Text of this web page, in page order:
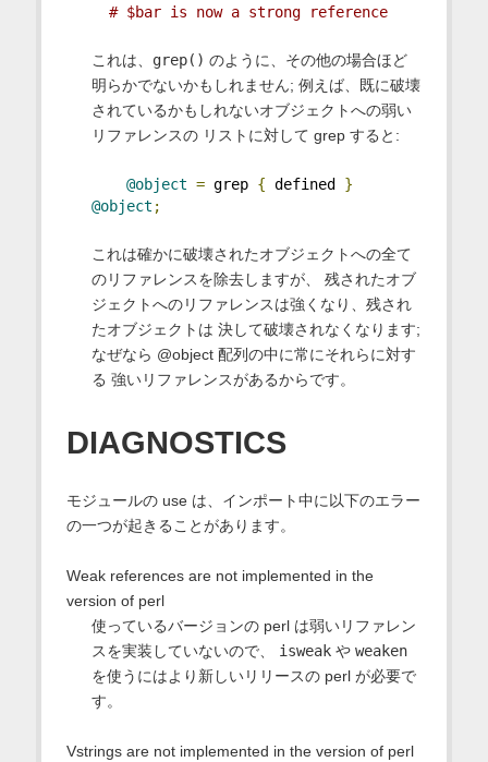
# $bar is now a strong reference
これは、 grep() のように、その他の場合ほど
明らかでないかもしれません; 例えば、既に破壊
されているかもしれないオブジェクトへの弱い
リファレンスの リストに対して grep すると:
@object = grep { defined }
@object ;
これは確かに破壊されたオブジェクトへの全て
のリファレンスを除去しますが、 残されたオブ
ジェクトへのリファレンスは強くなり、残され
たオブジェクトは 決して破壊されなくなります;
なぜなら @object 配列の中に常にそれらに対す
る 強いリファレンスがあるからです。
DIAGNOSTICS
モジュールの use は、インポート中に以下のエラー
の一つが起きることがあります。
Weak references are not implemented in the
version of perl
使っているバージョンの perl は弱いリファレン
スを実装していないので、 isweakや weaken
を使うにはより新しいリリースの perl が必要で
す。
Vstrings are not implemented in the version of perl